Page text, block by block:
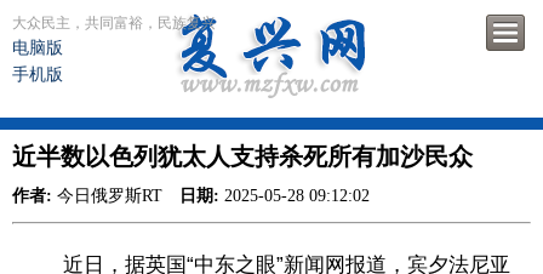
大众民主，共同富裕，民族复兴
电脑版
手机版
近半数以色列犹太人支持杀死所有加沙民众
作者: 今日俄罗斯RT 日期: 2025-05-28 09:12:02
近日，据英国“中东之眼”新闻网报道，宾夕法尼亚